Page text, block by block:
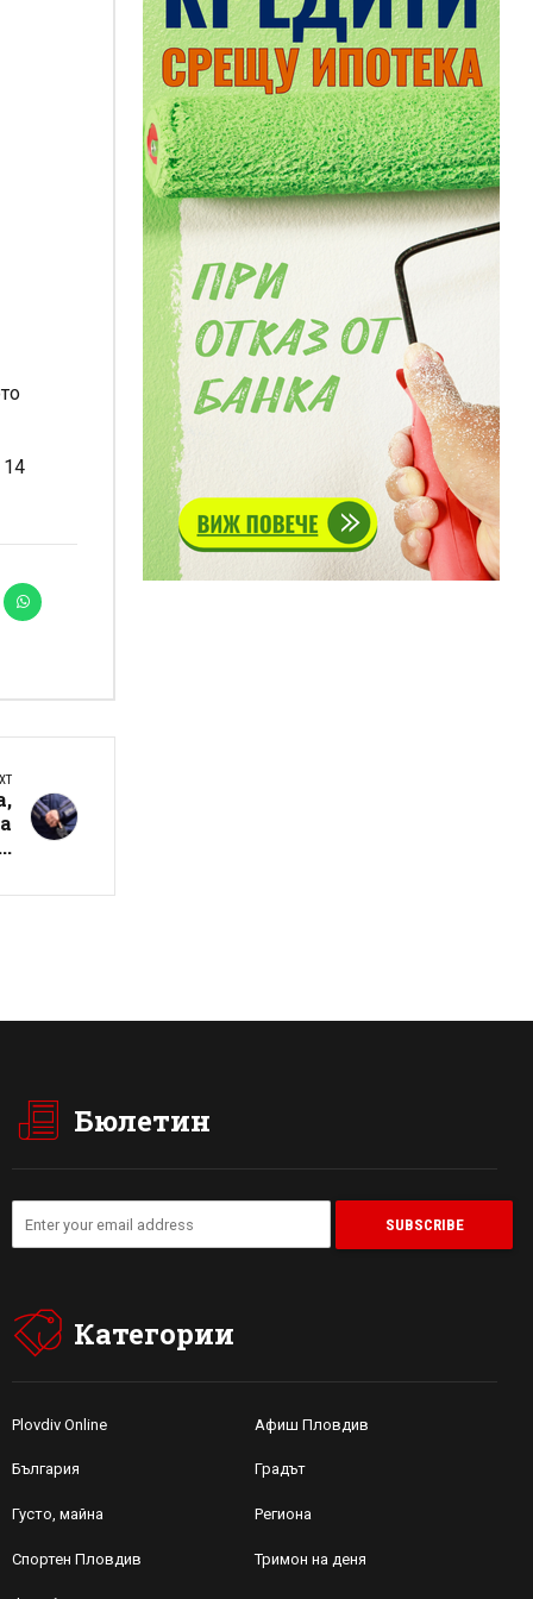
14
Бюлетин
Категории
Plovdiv Online Афиш Пловдив
България Градът
Густо, майна Региона
Спортен Пловдив Тримон на деня